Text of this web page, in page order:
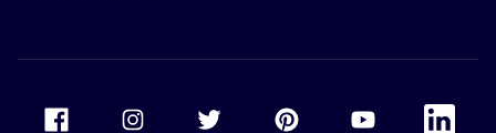
Accor Youtube
Accor